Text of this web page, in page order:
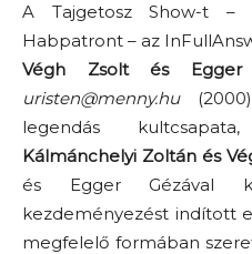
A Tajgetosz Show-t –
Habpatront – az
Végh Zsolt és Egger
uristen@menny.hu
legendás
Kálmánchelyi Zoltán és
és Egger Gézával
kezdeményezést indított
megfelelő formában